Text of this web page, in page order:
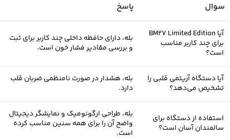
سوال پاسخ
آیا BM27 Limited Edition
برای چند کاربر مناسب
است؟
بله، دارای حافظه داخلی چند کاربر برای ثبت
و بررسی مقادیر فشار خون است.
آیا دستگاه آریتمی قلبی را
تشخیص می‌دهد؟
بله، هشدار در صورت نامنظمی ضربان قلب
دارد.
استفاده از دستگاه برای
سالمندان آسان است؟
بله، طراحی ارگونومیک و نمایشگر دیجیتال
واضح آن را برای همه سنین مناسب کرده
است.